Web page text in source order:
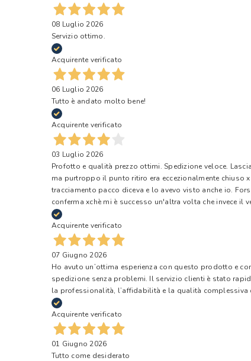
08 Luglio 2026
Servizio ottimo.
Acquirente verificato
06 Luglio 2026
Tutto è andato molto bene!
Acquirente verificato
03 Luglio 2026
Profotto e qualità prezzo ottimi. Spedizione veloce.
ma purtroppo il punto ritiro era eccezionalmente chiuso
tracciamento pacco diceva e lo avevo visto anche io.
conferma xchè mi è successo un'altra volta che invece
Acquirente verificato
07 Giugno 2026
Ho avuto un’ottima esperienza con questo prodotto e
spedizione senza problemi. Il servizio clienti è stato
la professionalità, l’affidabilità e la qualità complessiva
Acquirente verificato
01 Giugno 2026
Tutto come desiderato